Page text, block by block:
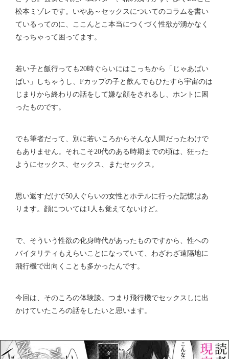
松本ミゾレです。いやあ～セックスについてのコラムを書い
ているってのに、ここんとこ本当につくづく性欲が湧かなく
なっちゃって困ってます。
若い子と飯行っても20時ぐらいにはこっちから「じゃあばい
ばい」しちゃうし、Fカップの子と飲んでもひたすら宇宙のは
じまりから終わりの話をして嫌な顔をされるし、ホントに困
ったものです。
でも筆者だって、別に若いころからそんな人間だったわけで
もありません。それこそ20代のある時期までの頃は、狂った
ようにセックス、セックス、またセックス。
思い返すだけで50人ぐらいの女性とホテルに行った記憶はあ
ります。顔については1人も覚えてないけど。
で、そういう性欲の化身時代があったものですから、性への
バイタリティもえらいことになっていて、わざわざ遠隔地に
飛行機で出向くことも多かったんです。
今回は、そのころの体験談。つまり飛行機でセックスしに出
かけていたころの話をしたいと思います。